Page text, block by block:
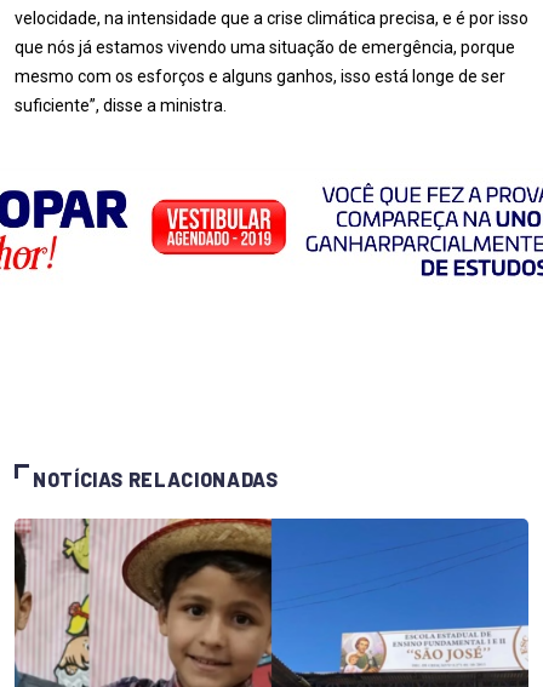
velocidade, na intensidade que a crise climática precisa, e é por isso
que nós já estamos vivendo uma situação de emergência, porque
mesmo com os esforços e alguns ganhos, isso está longe de ser
suficiente”, disse a ministra.
NOTÍCIAS RELACIONADAS